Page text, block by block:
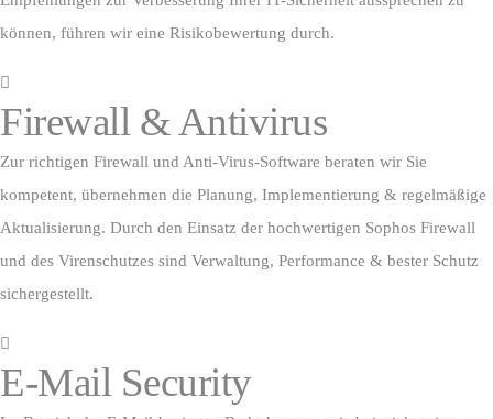
können, führen wir eine Risikobewertung durch.
Firewall & Antivirus
Zur richtigen Firewall und Anti-Virus-Software beraten wir Sie
kompetent, übernehmen die Planung, Implementierung & regelmäßige
Aktualisierung. Durch den Einsatz der hochwertigen Sophos Firewall
und des Virenschutzes sind Verwaltung, Performance & bester Schutz
sichergestellt.
E-Mail Security